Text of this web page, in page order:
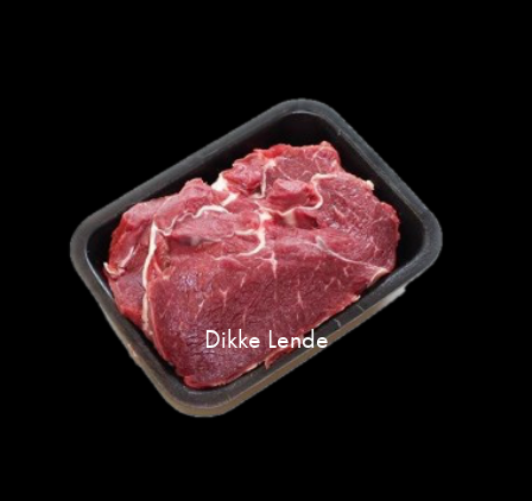
Dikke Lende